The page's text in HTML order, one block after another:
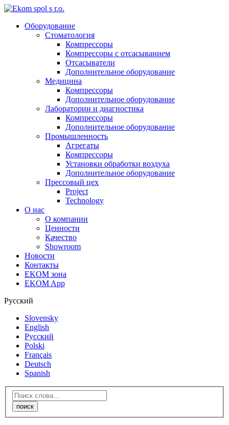
Оборудование
Стоматология
Компрессоры
Компрессоры с отсасыванием
Отсасыватели
Дополнительное оборудование
Медицина
Компрессоры
Дополнительное оборудование
Лаборатории и диагностика
Компрессоры
Дополнительное оборудование
Промышленность
Агрегаты
Компрессоры
Установки обработки воздуха
Дополнительное оборудование
Прессовый цех
Project
Technology
О нас
О компании
Ценности
Качество
Showroom
Новости
Контакты
EKOM зона
EKOM App
Русский
Slovensky
English
Русский
Polski
Français
Deutsch
Spanish